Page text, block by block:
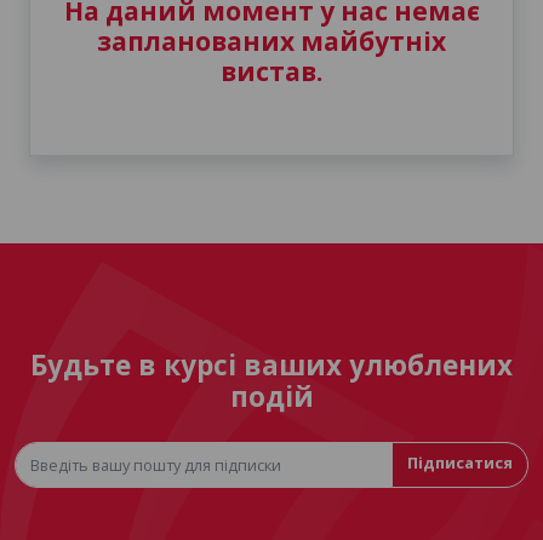
На даний момент у нас немає
запланованих майбутніх
вистав.
Будьте в курсі ваших улюблених
подій
Підписатися